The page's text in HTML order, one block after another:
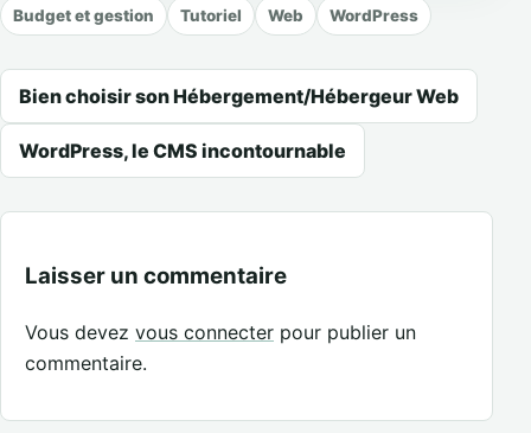
Budget et gestion Tutoriel Web WordPress
Navigation de l’article
Bien choisir son Hébergement/Hébergeur Web
WordPress, le CMS incontournable
Laisser un commentaire
Vous devez vous connecter pour publier un
commentaire.